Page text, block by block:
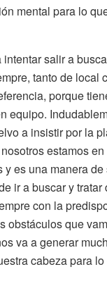
mental para lo
salir a
tanto de local
porque
equipo.
a insistir por la
estamos
es una manera
ir a buscar y tratar
con la
obstáculos que
va a generar
cabeza para